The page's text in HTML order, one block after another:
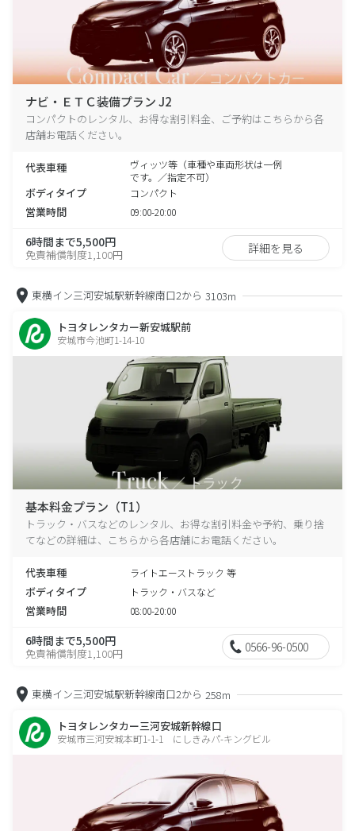
ナビ・ＥＴＣ装備プラン J2
コンパクトのレンタル、お得な割引料金、ご予約はこちらから各
店舗お電話ください。
代表車種
ヴィッツ等（車種や車両形状は一例
です。／指定不可）
ボディタイプ コンパクト
営業時間 09:00-20:00
6時間まで5,500円
免責補償制度1,100円 詳細を見る
東横イン三河安城駅新幹線南口2から 3103m
トヨタレンタカー新安城駅前
安城市今池町1-14-10
基本料金プラン（T1）
トラック・バスなどのレンタル、お得な割引料金や予約、乗り捨
てなどの詳細は、こちらから各店舗にお電話ください。
代表車種 ライトエーストラック 等
ボディタイプ トラック・バスなど
営業時間 08:00-20:00
6時間まで5,500円
免責補償制度1,100円 0566-96-0500
東横イン三河安城駅新幹線南口2から 258m
トヨタレンタカー三河安城新幹線口
安城市三河安城本町1-1-1 にしきみパ-キングビル